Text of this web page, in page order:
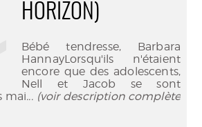
HORIZON)
Bébé tendresse, Barbara
HannayLorsqu'ils n'étaient
encore que des adolescents,
Nell et Jacob se sont
mai... (voir description complète